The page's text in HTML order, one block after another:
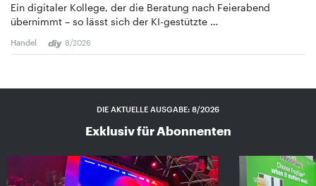
Ein digitaler Kollege, der die Beratung nach Feierabend
übernimmt – so lässt sich der KI-gestützte …
Handel 8/2026
DIE AKTUELLE AUSGABE: 8/2026
Exklusiv für Abonnenten